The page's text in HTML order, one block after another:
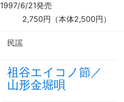
1997/6/21発売
2,750円（本体2,500円）
民謡
祖谷エイコノ節／
山形金堀唄